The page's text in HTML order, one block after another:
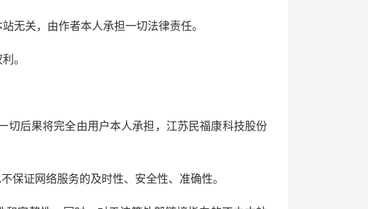
无关，由作者本人承担一切法律责任。
。
切后果将完全由用户本人承担，江苏民福康科技股份
保证网络服务的及时性、安全性、准确性。